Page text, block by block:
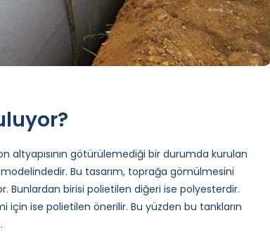
altyapısının götürülemediği bir durumda kurulan
modelindedir. Bu tasarım, toprağa gömülmesini
Bunlardan birisi polietilen diğeri ise polyesterdir.
ise polietilen önerilir. Bu yüzden bu tankların